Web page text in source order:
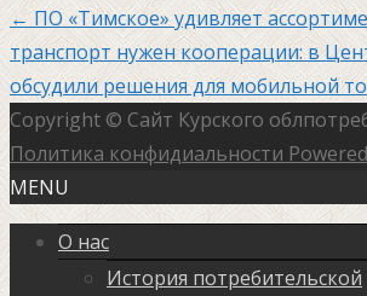
←ПО «Тимское» удивляет
транспорт нужен кооперации: в
обсудили решения для мобильной
Copyright © Сайт Курского
Политика конфидиальности
MENU
О нас
История потребительской